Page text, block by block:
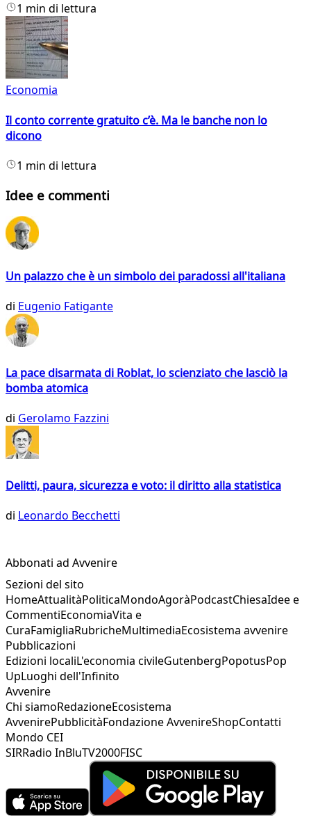
1 min di lettura
Economia
Il conto corrente gratuito c’è. Ma le banche non lo
dicono
1 min di lettura
Idee e commenti
Un palazzo che è un simbolo dei paradossi all'italiana
di Eugenio Fatigante
La pace disarmata di Roblat, lo scienziato che lasciò la
bomba atomica
di Gerolamo Fazzini
Delitti, paura, sicurezza e voto: il diritto alla statistica
di Leonardo Becchetti
Abbonati ad Avvenire
Sezioni del sito
HomeAttualitàPoliticaMondoAgoràPodcastChiesaIdee e
CommentiEconomiaVita e
CuraFamigliaRubricheMultimediaEcosistema avvenire
Pubblicazioni
Edizioni localiL'economia civileGutenbergPopotusPop
UpLuoghi dell'Infinito
Avvenire
Chi siamoRedazioneEcosistema
AvvenirePubblicitàFondazione AvvenireShopContatti
Mondo CEI
SIRRadio InBluTV2000FISC